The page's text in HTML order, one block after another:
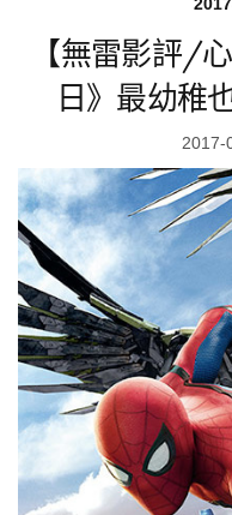
【無雷影評/
日》最幼稚
2017-